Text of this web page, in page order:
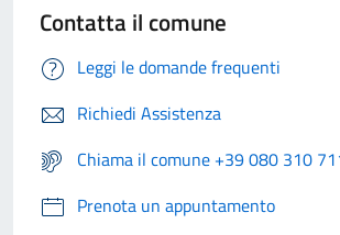
Contatta il comune
Leggi le domande frequenti
Richiedi Assistenza
Chiama il comune +39 080 310
Prenota un appuntamento